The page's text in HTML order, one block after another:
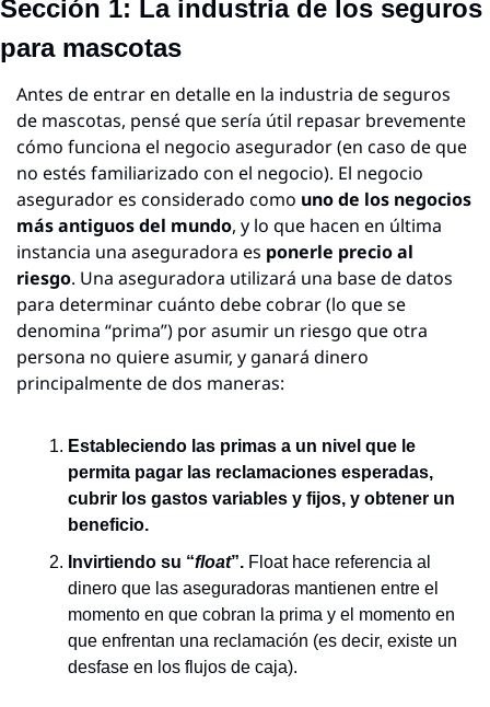
Sección 1: La industria de los seguros
para mascotas
Antes de entrar en detalle en la industria de seguros
de mascotas, pensé que sería útil repasar brevemente
cómo funciona el negocio asegurador (en caso de que
no estés familiarizado con el negocio). El negocio
asegurador es considerado como uno de los negocios
más antiguos del mundo, y lo que hacen en última
instancia una aseguradora es ponerle precio al
riesgo. Una aseguradora utilizará una base de datos
para determinar cuánto debe cobrar (lo que se
denomina “prima”) por asumir un riesgo que otra
persona no quiere asumir, y ganará dinero
principalmente de dos maneras:
Estableciendo las primas a un nivel que le
permita pagar las reclamaciones esperadas,
cubrir los gastos variables y fijos, y obtener un
beneficio.
Invirtiendo su “float”. Float hace referencia al
dinero que las aseguradoras mantienen entre el
momento en que cobran la prima y el momento en
que enfrentan una reclamación (es decir, existe un
desfase en los flujos de caja).